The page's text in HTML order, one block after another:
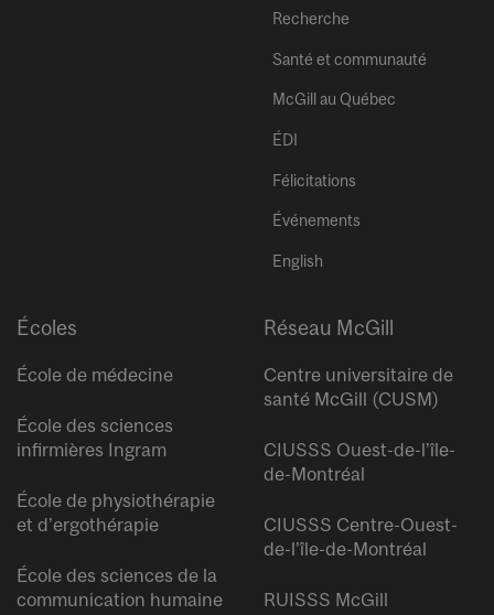
Recherche
Santé et communauté
McGill au Québec
ÉDI
Félicitations
Événements
English
Écoles
École de médecine
École des sciences
infirmières Ingram
École de physiothérapie
et d’ergothérapie
École des sciences de la
communication humaine
Réseau McGill
Centre universitaire de
santé McGill (CUSM)
CIUSSS Ouest-de-l’île-
de-Montréal
CIUSSS Centre-Ouest-
de-l’île-de-Montréal
RUISSS McGill